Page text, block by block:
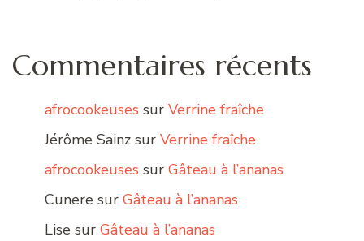
Commentaires récents
afrocookeuses sur Verrine fraîche
Jérôme Sainz sur Verrine fraîche
afrocookeuses sur Gâteau à l’ananas
Cunere sur Gâteau à l’ananas
Lise sur Gâteau à l’ananas